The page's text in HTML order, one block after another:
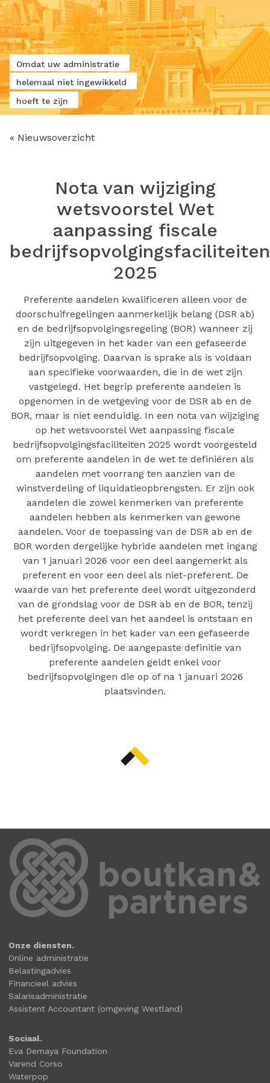
Omdat uw administratie
helemaal niet ingewikkeld
hoeft te zijn
« Nieuwsoverzicht
Nota van wijziging
wetsvoorstel Wet
aanpassing fiscale
bedrijfsopvolgingsfaciliteiten
2025
Preferente aandelen kwalificeren alleen voor de
doorschuifregelingen aanmerkelijk belang (DSR ab)
en de bedrijfsopvolgingsregeling (BOR) wanneer zij
zijn uitgegeven in het kader van een gefaseerde
bedrijfsopvolging. Daarvan is sprake als is voldaan
aan specifieke voorwaarden, die in de wet zijn
vastgelegd. Het begrip preferente aandelen is
opgenomen in de wetgeving voor de DSR ab en de
BOR, maar is niet eenduidig. In een nota van wijziging
op het wetsvoorstel Wet aanpassing fiscale
bedrijfsopvolgingsfaciliteiten 2025 wordt voorgesteld
om preferente aandelen in de wet te definiëren als
aandelen met voorrang ten aanzien van de
winstverdeling of liquidatieopbrengsten. Er zijn ook
aandelen die zowel kenmerken van preferente
aandelen hebben als kenmerken van gewone
aandelen. Voor de toepassing van de DSR ab en de
BOR worden dergelijke hybride aandelen met ingang
van 1 januari 2026 voor een deel aangemerkt als
preferent en voor een deel als niet-preferent. De
waarde van het preferente deel wordt uitgezonderd
van de grondslag voor de DSR ab en de BOR, tenzij
het preferente deel van het aandeel is ontstaan en
wordt verkregen in het kader van een gefaseerde
bedrijfsopvolging. De aangepaste definitie van
preferente aandelen geldt enkel voor
bedrijfsopvolgingen die op of na 1 januari 2026
plaatsvinden.
Onze diensten.
Online administratie
Belastingadvies
Financieel advies
Salarisadministratie
Assistent Accountant (omgeving Westland)
Sociaal.
Eva Demaya Foundation
Varend Corso
Waterpop